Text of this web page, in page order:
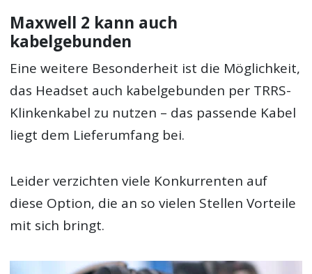
Maxwell 2 kann auch
kabelgebunden
Eine weitere Besonderheit ist die Möglichkeit,
das Headset auch kabelgebunden per TRRS-
Klinkenkabel zu nutzen – das passende Kabel
liegt dem Lieferumfang bei.
Leider verzichten viele Konkurrenten auf
diese Option, die an so vielen Stellen Vorteile
mit sich bringt.